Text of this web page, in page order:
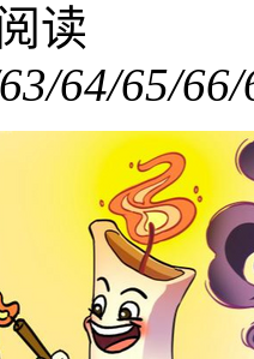
读
3/64/65/66/